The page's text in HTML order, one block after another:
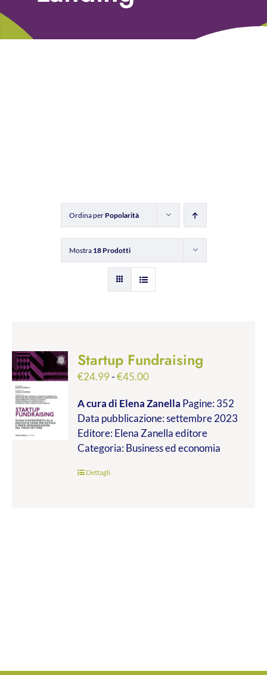
Fundraising Academy
Ordina per Popolarità
Mostra 18 Prodotti
Startup Fundraising
€24.99-€45.00Fascia
prezzo:
da
€24.99
a
A cura di Elena Zanella Pagine: 352
Data pubblicazione: settembre 2023
Editore: Elena Zanella editore
Categoria: Business ed economia
Dettagli